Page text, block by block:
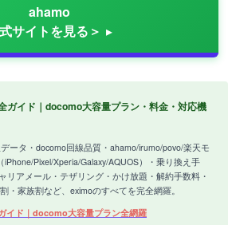
ahamo
サイトを見る＞
ガイド｜docomo大容量プラン・料金・対応機
ータ・docomo回線品質・ahamo/irumo/povo/楽天モ
Pixel/Xperia/Galaxy/AQUOS）・乗り換え手
リアメール・テザリング・かけ放題・解約手数料・
・家族割など、eximoのすべてを完全網羅。
イド｜docomo大容量プラン全網羅